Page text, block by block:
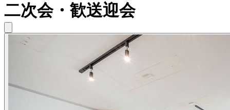
二次会・歓送迎会